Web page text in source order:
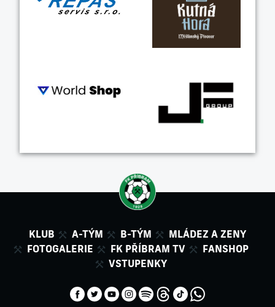
KLUB A-TÝM B-TÝM
MLÁDEZ A ZENY
FOTOGALERIE
FK PŘÍBRAM TV
FANSHOP
VSTUPENKY